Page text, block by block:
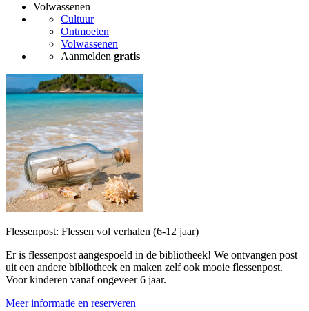
Volwassenen
Cultuur
Ontmoeten
Volwassenen
Aanmelden gratis
Flessenpost: Flessen vol verhalen (6-12 jaar)
Er is flessenpost aangespoeld in de bibliotheek! We ontvangen post
uit een andere bibliotheek en maken zelf ook mooie flessenpost.
Voor kinderen vanaf ongeveer 6 jaar.
Meer informatie en reserveren